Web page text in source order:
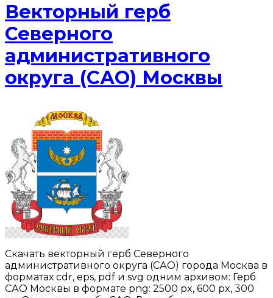
Векторный герб
Северного
административного
округа (САО) Москвы
Скачать векторный герб Северного
административного округа (САО) города Москва в
форматах cdr, eps, pdf и svg одним архивом: Герб
САО Москвы в формате png: 2500 px, 600 px, 300